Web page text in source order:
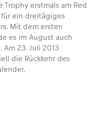
Trophy erstmals am Red
ein dreitägiges
Mit dem ersten
es im August auch
23. Juli 2013
die Rückkehr des